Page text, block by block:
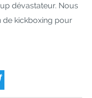
dévastateur. Nous
de kickboxing pour